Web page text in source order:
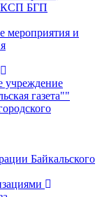
КСП БГП
мероприятия и
учреждение
газета""
Байкальского